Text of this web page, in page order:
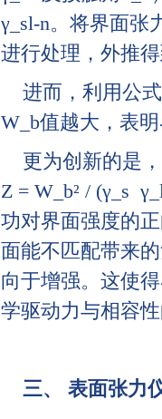
γ_sl-n。将界面张
进行处理，外推
进而，利用公
W_b值越大，表
更为创新的是
Z = W_b² / (γ_s
功对界面强度的
面能不匹配带来
向于增强。这使
学驱动力与相容
三、 表面张力